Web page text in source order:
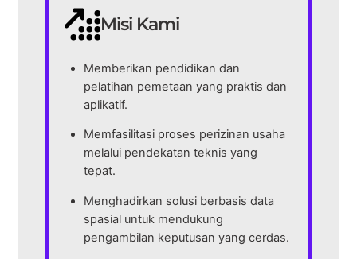
Misi Kami
Memberikan pendidikan dan
pelatihan pemetaan yang praktis dan
aplikatif.
Memfasilitasi proses perizinan usaha
melalui pendekatan teknis yang
tepat.
Menghadirkan solusi berbasis data
spasial untuk mendukung
pengambilan keputusan yang cerdas.